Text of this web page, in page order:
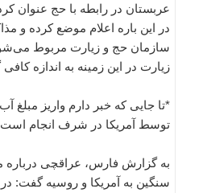
عربستان در رابطه با حج عنوان
در این باره اعلام موضع کرده و
سازمان حج و زیارت مربوط
زیارت در این زمینه به اندازه
*تا جایی که خبر دارم واریز
توسط آمریکا در شرف انجام است
به گزارش فارس، عراقچی
سنگین به آمریکا و روسیه گفت: